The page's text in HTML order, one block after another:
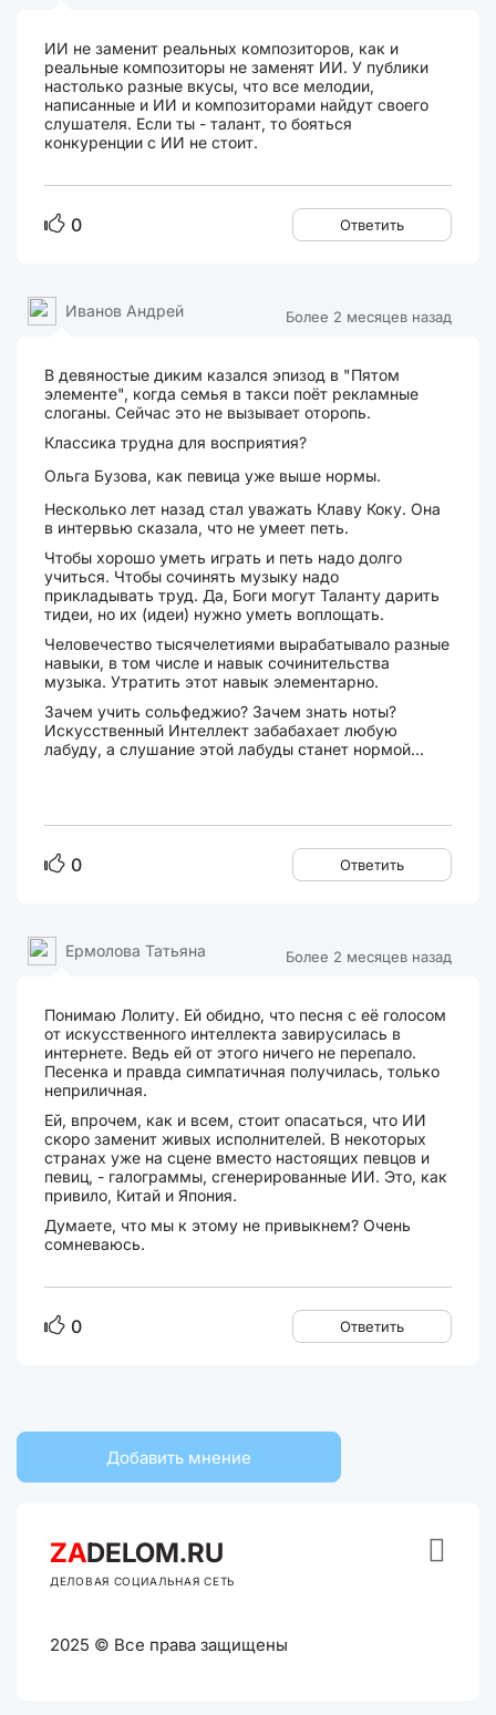
ИИ не заменит реальных композиторов, как и
реальные композиторы не заменят ИИ. У публики
настолько разные вкусы, что все мелодии,
написанные и ИИ и композиторами найдут своего
слушателя. Если ты - талант, то бояться
конкуренции с ИИ не стоит.
0 Ответить
Более 2 месяцев назад
Иванов Андрей
В девяностые диким казался эпизод в "Пятом
элементе", когда семья в такси поёт рекламные
слоганы. Сейчас это не вызывает оторопь.
Классика трудна для восприятия?
Ольга Бузова, как певица уже выше нормы.
Несколько лет назад стал уважать Клаву Коку. Она
в интервью сказала, что не умеет петь.
Чтобы хорошо уметь играть и петь надо долго
учиться. Чтобы сочинять музыку надо
прикладывать труд. Да, Боги могут Таланту дарить
тидеи, но их (идеи) нужно уметь воплощать.
Человечество тысячелетиями вырабатывало разные
навыки, в том числе и навык сочинительства
музыка. Утратить этот навык элементарно.
Зачем учить сольфеджио? Зачем знать ноты?
Искусственный Интеллект забабахает любую
лабуду, а слушание этой лабуды станет нормой...
0 Ответить
Более 2 месяцев назад
Ермолова Татьяна
Понимаю Лолиту. Ей обидно, что песня с её голосом
от искусственного интеллекта завирусилась в
интернете. Ведь ей от этого ничего не перепало.
Песенка и правда симпатичная получилась, только
неприличная.
Ей, впрочем, как и всем, стоит опасаться, что ИИ
скоро заменит живых исполнителей. В некоторых
странах уже на сцене вместо настоящих певцов и
певиц, - галограммы, сгенерированные ИИ. Это, как
привило, Китай и Япония.
Думаете, что мы к этому не привыкнем? Очень
сомневаюсь.
0 Ответить
Добавить мнение
ZADELOM.RU
ДЕЛОВАЯ СОЦИАЛЬНАЯ СЕТЬ
2025 © Все права защищены
